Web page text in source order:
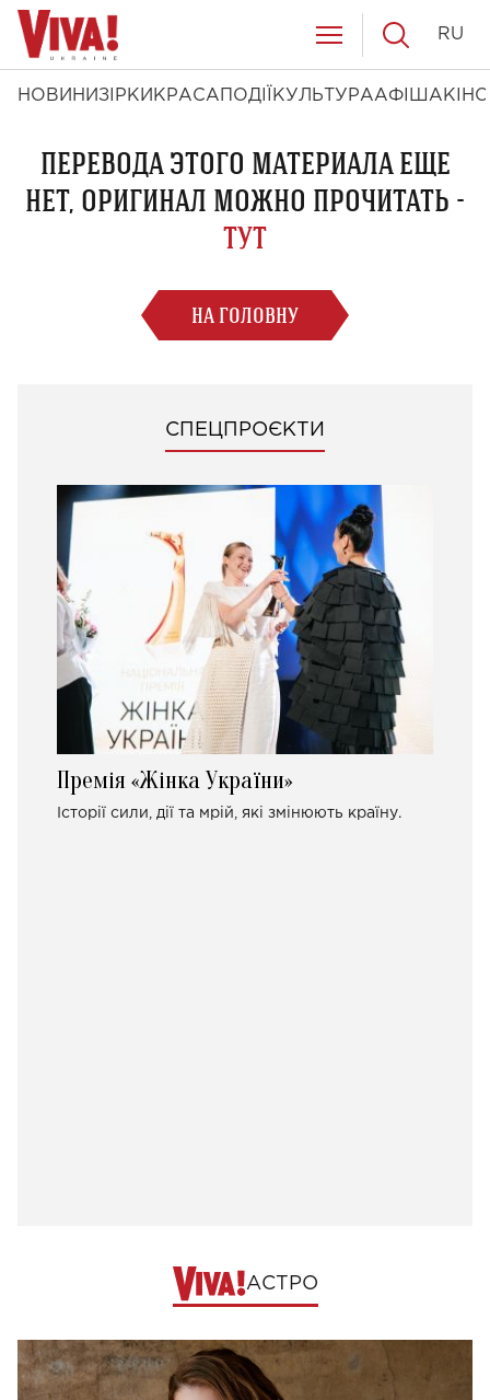
НОВИНИ ЗІРКИ КРАСА ПОДІЇ КУЛЬТУРААФІША КІНО
RU
ПЕРЕВОДА ЭТОГО МАТЕРИАЛА ЕЩЕ
НЕТ, ОРИГИНАЛ МОЖНО ПРОЧИТАТЬ -
ТУТ
НА ГОЛОВНУ
СПЕЦПРОЄКТИ
Премія «Жінка України»
Історії сили, дії та мрій, які змінюють країну.
АСТРО